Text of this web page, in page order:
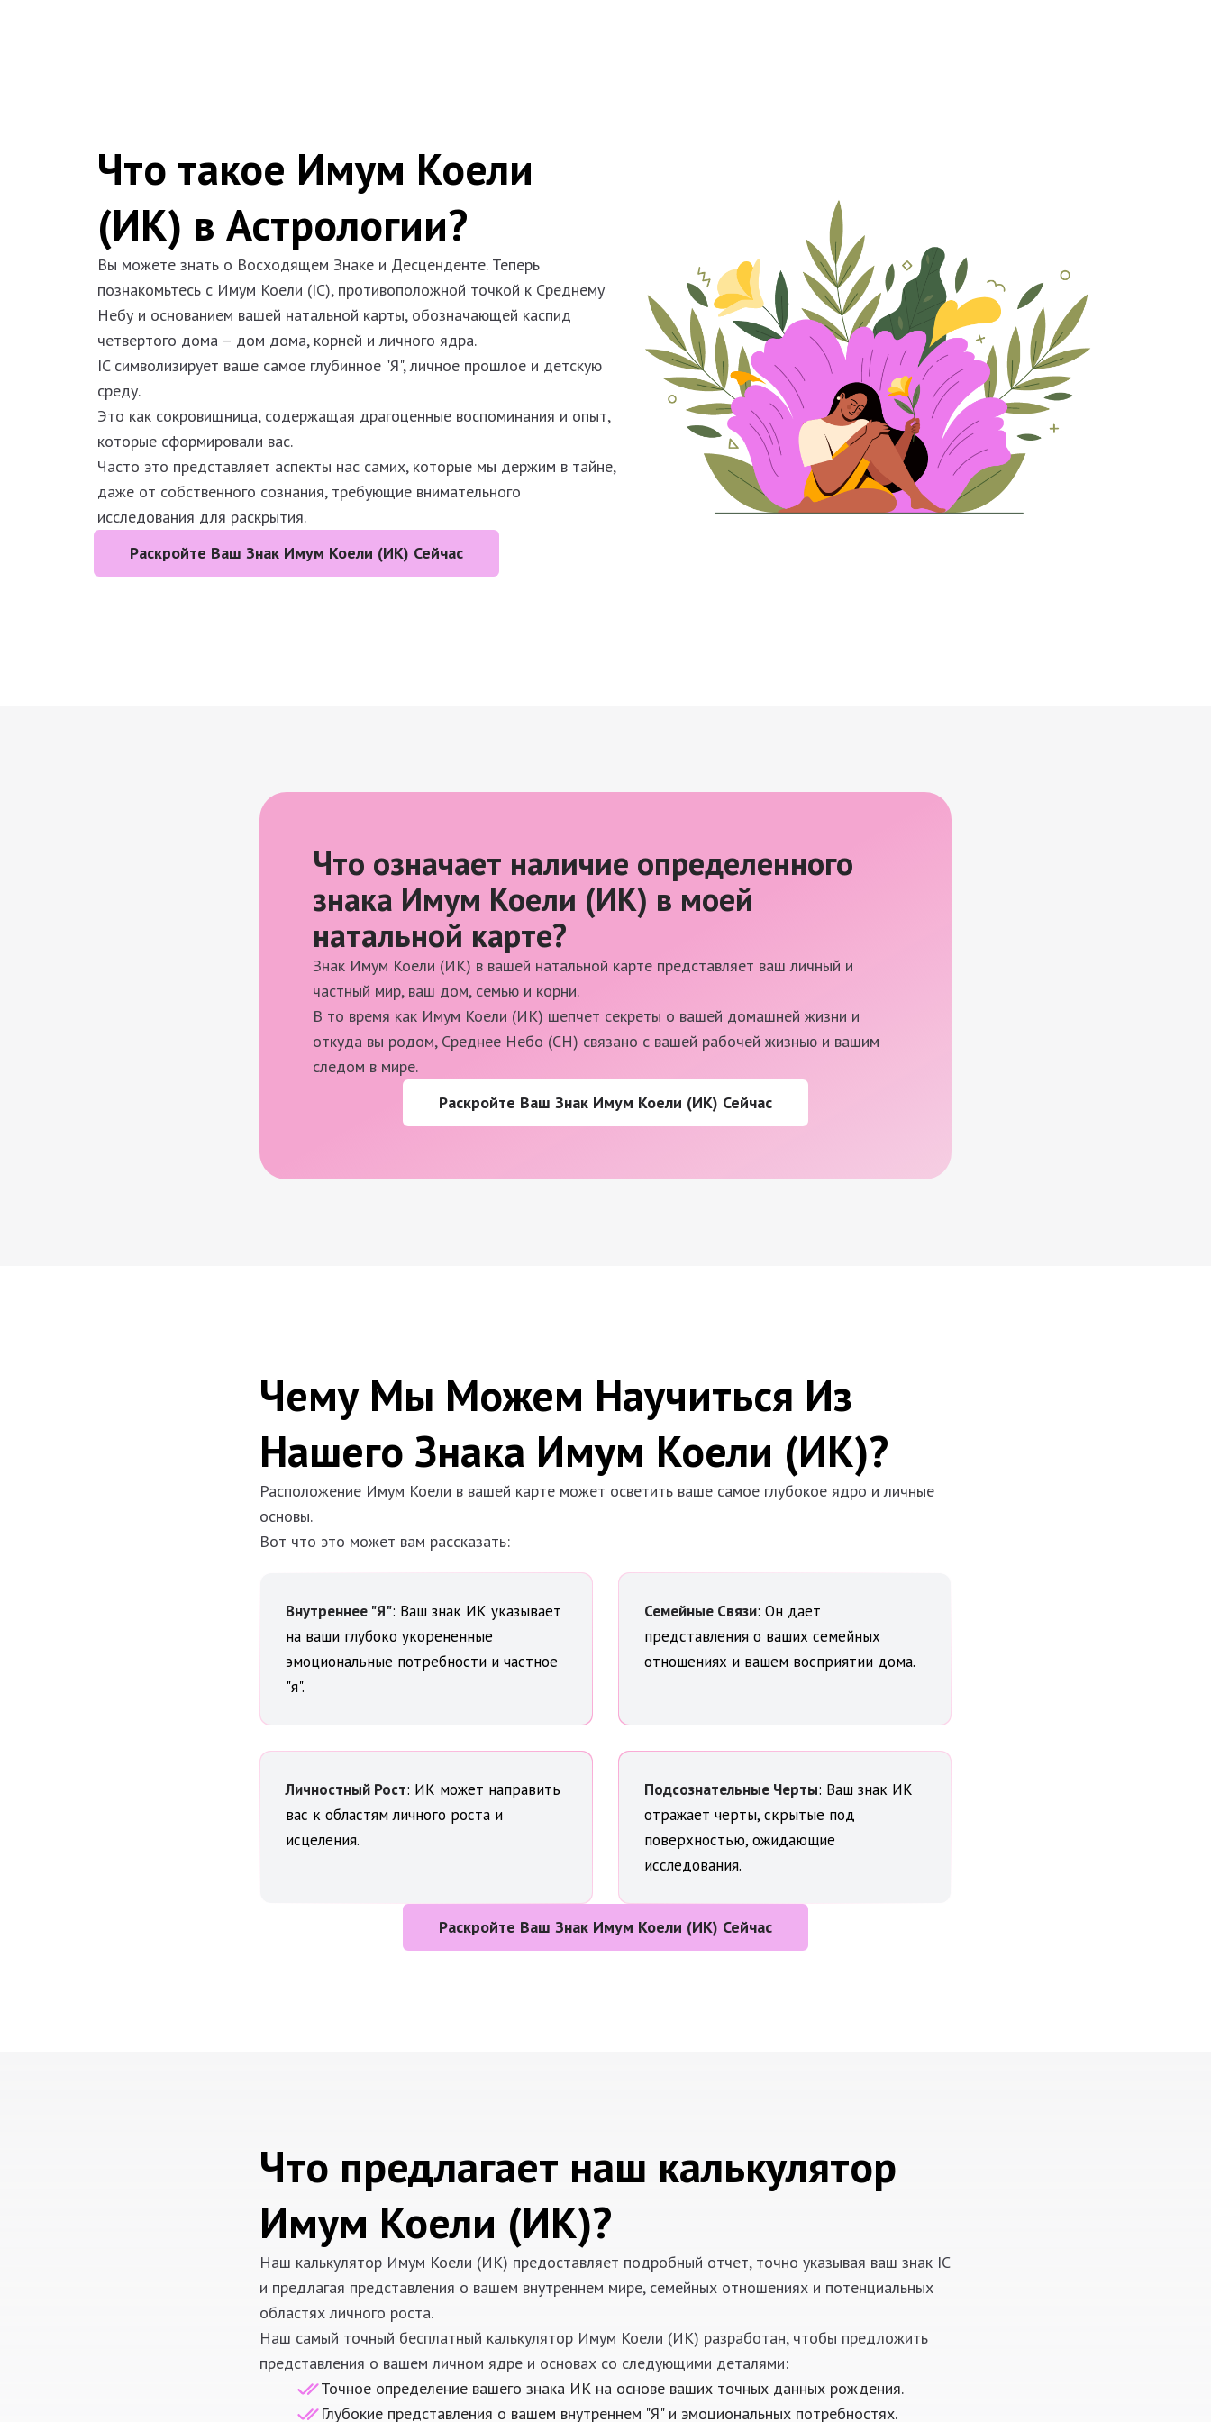
Что такое Имум Коели
(ИК) в Астрологии?
Вы можете знать о Восходящем Знаке и Десценденте. Теперь
познакомьтесь с Имум Коели (IC), противоположной точкой к Среднему
Небу и основанием вашей натальной карты, обозначающей каспид
четвертого дома – дом дома, корней и личного ядра.
IC символизирует ваше самое глубинное "Я", личное прошлое и детскую
среду.
Это как сокровищница, содержащая драгоценные воспоминания и опыт,
которые сформировали вас.
Часто это представляет аспекты нас самих, которые мы держим в тайне,
даже от собственного сознания, требующие внимательного
исследования для раскрытия.
Раскройте Ваш Знак Имум Коели (ИК) Сейчас
Что означает наличие определенного
знака Имум Коели (ИК) в моей
натальной карте?
Знак Имум Коели (ИК) в вашей натальной карте представляет ваш личный и
частный мир, ваш дом, семью и корни.
В то время как Имум Коели (ИК) шепчет секреты о вашей домашней жизни и
откуда вы родом, Среднее Небо (СН) связано с вашей рабочей жизнью и вашим
следом в мире.
Раскройте Ваш Знак Имум Коели (ИК) Сейчас
Чему Мы Можем Научиться Из
Нашего Знака Имум Коели (ИК)?
Расположение Имум Коели в вашей карте может осветить ваше самое глубокое ядро и личные
основы.
Вот что это может вам рассказать:
Внутреннее "Я": Ваш знак ИК указывает
на ваши глубоко укорененные
эмоциональные потребности и частное
"я".
Семейные Связи: Он дает
представления о ваших семейных
отношениях и вашем восприятии дома.
Личностный Рост: ИК может направить
вас к областям личного роста и
исцеления.
Подсознательные Черты: Ваш знак ИК
отражает черты, скрытые под
поверхностью, ожидающие
исследования.
Раскройте Ваш Знак Имум Коели (ИК) Сейчас
Что предлагает наш калькулятор
Имум Коели (ИК)?
Наш калькулятор Имум Коели (ИК) предоставляет подробный отчет, точно указывая ваш знак IC
и предлагая представления о вашем внутреннем мире, семейных отношениях и потенциальных
областях личного роста.
Наш самый точный бесплатный калькулятор Имум Коели (ИК) разработан, чтобы предложить
представления о вашем личном ядре и основах со следующими деталями:
Точное определение вашего знака ИК на основе ваших точных данных рождения.
Глубокие представления о вашем внутреннем "Я" и эмоциональных потребностях.